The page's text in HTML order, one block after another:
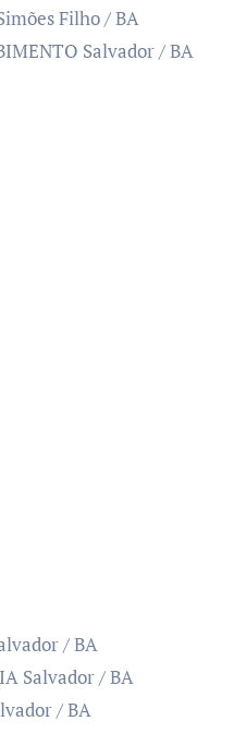
Filho / BA
Salvador / BA
/ BA
Salvador / BA
/ BA